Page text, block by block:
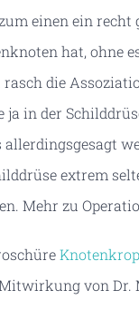
einen ein
hat, ohne
rasch die
in der
extrem
Mehr zu
von Dr.